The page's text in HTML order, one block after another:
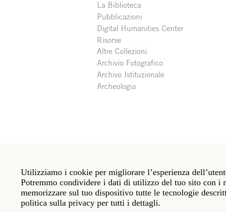
La Biblioteca
Pubblicazioni
Digital Humanities Center
Risorse
Altre Collezioni
Archivio Fotografico
Archivo Istituzionale
Archeologia
media
Roma: Via Angelo Masina 5 00153 Roma ITALIA ·
New York: 535 West 22nd Street Third Floor New
Legal
Politica sulla privacy Janet Personale
Utilizziamo i cookie per migliorare l’esperienza
Potremmo condividere i dati di utilizzo del tuo sito con i
memorizzare sul tuo dispositivo tutte le tecnologie
politica sulla privacy per tutti i dettagli.